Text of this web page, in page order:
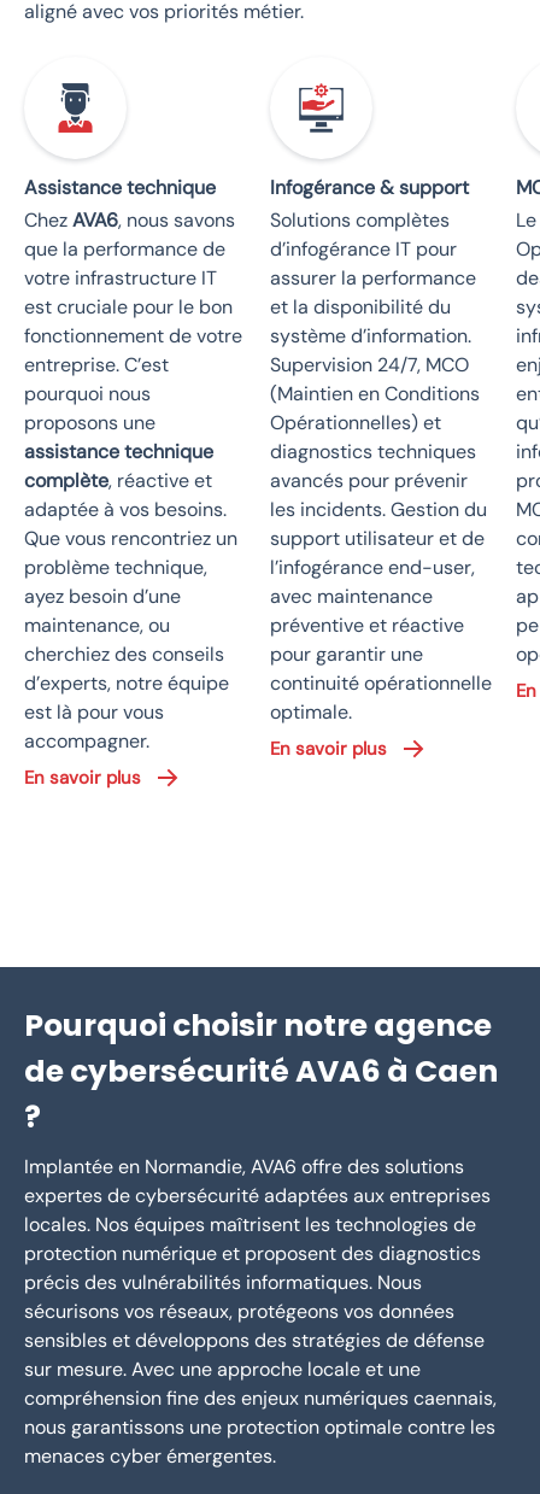
aligné avec vos priorités métier.
Assistance technique
ChezAVA6, nous savons
que la performance de
votre infrastructure IT
est cruciale pour le bon
fonctionnement de votre
entreprise. C’est
pourquoi nous
proposons une
assistance technique
complète, réactive et
adaptée à vos besoins.
Que vous rencontriez un
problème technique,
ayez besoin d’une
maintenance, ou
cherchiez des conseils
d’experts, notre équipe
est là pour vous
accompagner.
En savoir plus
Infogérance & support
Solutions complètes
d’infogérance IT pour
assurer la performance
et la disponibilité du
système d’information.
Supervision 24/7, MCO
(Maintien en Conditions
Opérationnelles) et
diagnostics techniques
avancés pour prévenir
les incidents. Gestion du
support utilisateur et de
l’infogérance end-user,
avec maintenance
préventive et réactive
pour garantir une
continuité opérationnelle
optimale.
En savoir plus
Pourquoi choisir notre agence
de cybersécurité AVA6 à Caen
?
Implantée en Normandie, AVA6 offre des solutions
expertes de cybersécurité adaptées aux entreprises
locales. Nos équipes maîtrisent les technologies de
protection numérique et proposent des diagnostics
précis des vulnérabilités informatiques. Nous
sécurisons vos réseaux, protégeons vos données
sensibles et développons des stratégies de défense
sur mesure. Avec une approche locale et une
compréhension fine des enjeux numériques caennais,
nous garantissons une protection optimale contre les
menaces cyber émergentes.